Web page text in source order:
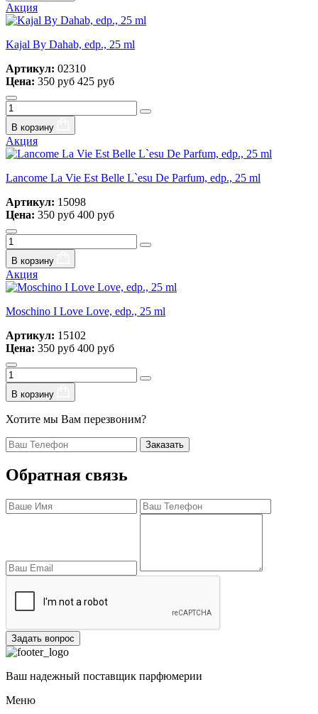
Акция
Kajal By Dahab, edp., 25 ml
Артикул: 02310
Цена: 350 руб 425 руб
В корзину
Акция
Lancome La Vie Est Belle L`esu De Parfum, edp., 25 ml
Артикул: 15098
Цена: 350 руб 400 руб
В корзину
Акция
Moschino I Love Love, edp., 25 ml
Артикул: 15102
Цена: 350 руб 400 руб
В корзину
Хотите мы Вам перезвоним?
Заказать
Обратная связь
Задать вопрос
Ваш надежный поставщик парфюмерии
Меню